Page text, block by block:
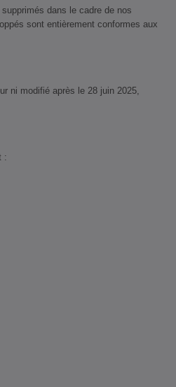
dans le cadre de nos
sont entièrement conformes aux
ni modifié après le 28 juin 2025,
: